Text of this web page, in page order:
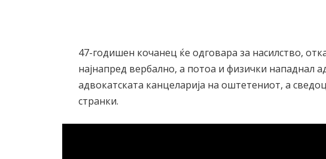
47-годишен кочанец ќе одговара за насилство,
најнапред вербално, а потоа и физички нападнал
адвокатската канцеларија на оштетениот, а
странки.